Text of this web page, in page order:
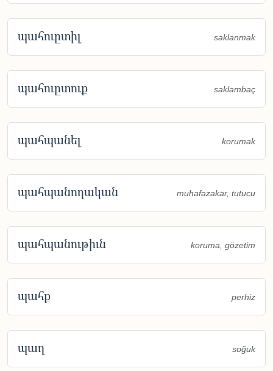
պահուըտիլ saklanmak
պահուըտուք saklambaç
պահպանել korumak
պահպանողական muhafazakar, tutucu
պահպանութիւն koruma, gözetim
պահք perhiz
պաղ soğuk